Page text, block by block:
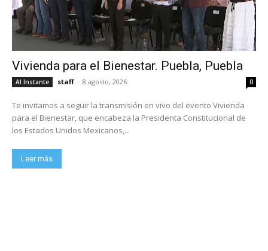
Vivienda para el Bienestar. Puebla, Puebla
Al Instante staff - 8 agosto, 2026 0
Te invitamos a seguir la transmisión en vivo del evento Vivienda
para el Bienestar, que encabeza la Presidenta Constitucional de
los Estados Unidos Mexicanos,...
Leer más